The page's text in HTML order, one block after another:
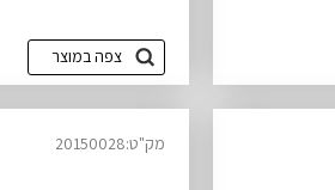
צפה במוצר
מק"ט:20150028